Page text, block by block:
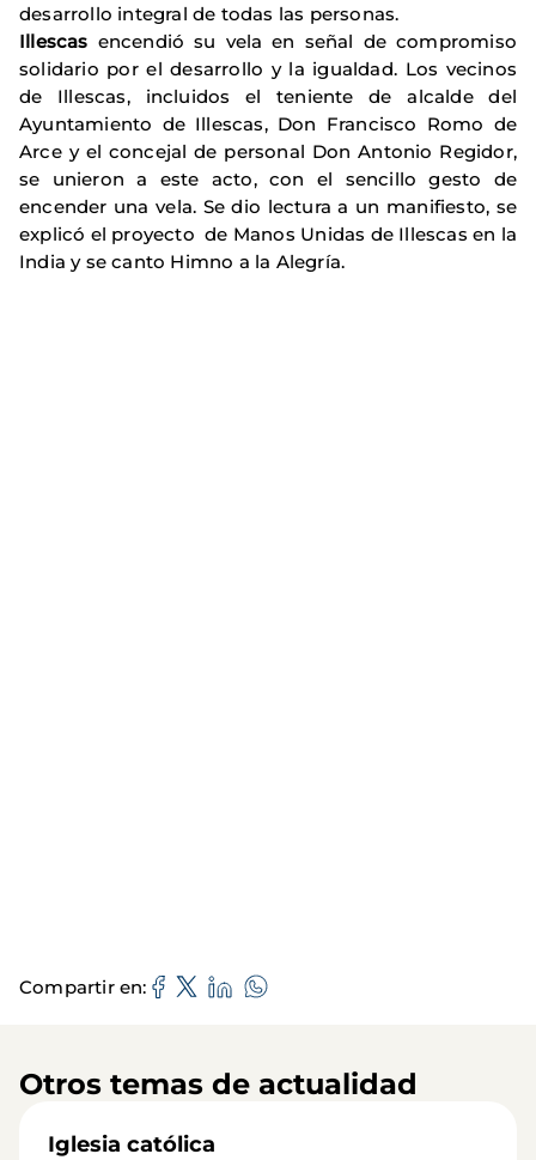
desarrollo integral de todas las personas.
Illescas encendió su vela en señal de compromiso
solidario por el desarrollo y la igualdad. Los vecinos
de Illescas, incluidos el teniente de alcalde del
Ayuntamiento de Illescas, Don Francisco Romo de
Arce y el concejal de personal Don Antonio Regidor,
se unieron a este acto, con el sencillo gesto de
encender una vela. Se dio lectura a un manifiesto, se
explicó el proyecto de Manos Unidas de Illescas en la
India y se canto Himno a la Alegría.
Compartir en
Otros temas de actualidad
Iglesia católica